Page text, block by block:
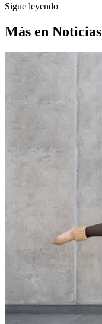
Sigue leyendo
Más en Noticias